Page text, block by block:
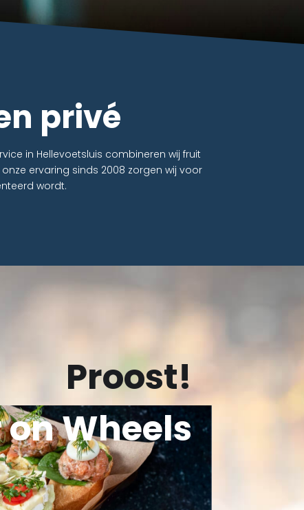
privé
in Hellevoetsluis combineren wij fruit
ervaring sinds 2008 zorgen wij voor
wordt.
Proost!
Wheels